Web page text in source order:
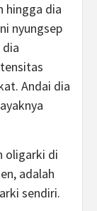
hingga dia
nyungsep
Andai dia
oligarki di
adalah
sendiri.